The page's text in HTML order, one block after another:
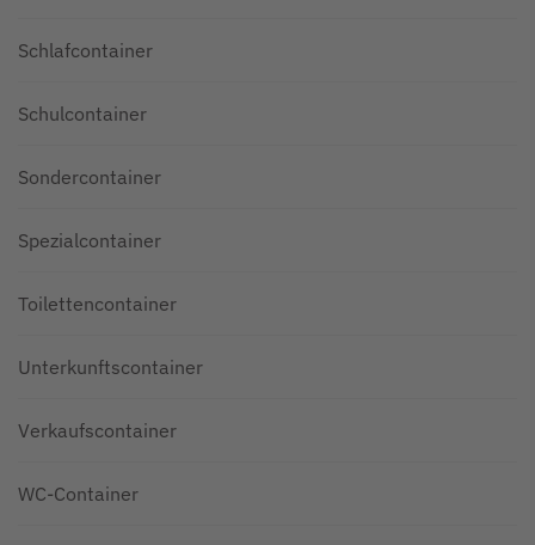
Schlafcontainer
Schulcontainer
Sondercontainer
Spezialcontainer
Toilettencontainer
Unterkunftscontainer
Verkaufscontainer
WC-Container